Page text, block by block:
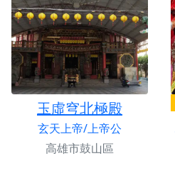
玉虛穹北極殿
玄天上帝/上帝公
高雄市鼓山區